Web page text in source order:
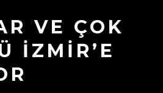
VE ÇOK
İZMIR’E